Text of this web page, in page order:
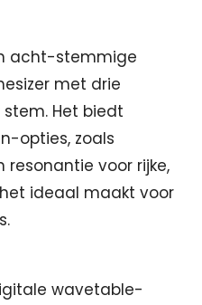
acht-stemmige
met drie
Het biedt
opties, zoals
voor rijke,
ideaal maakt voor
wavetable-